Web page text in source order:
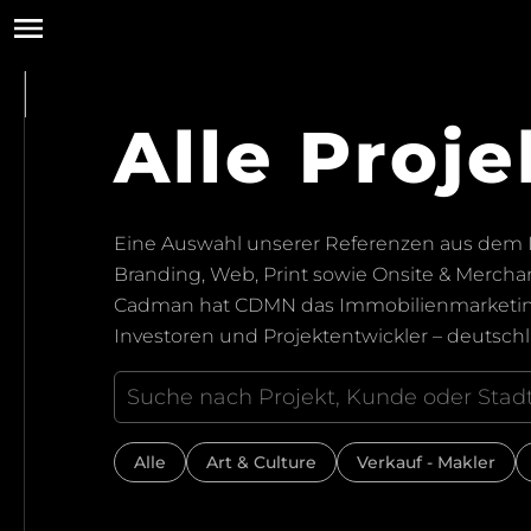
Alle
Eine Auswahl unserer Referenzen aus
Branding, Web, Print sowie Onsite &
Cadman hat CDMN das
Investoren und Projektentwickler –
Alle Art & Culture Verkauf - Makler